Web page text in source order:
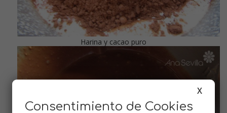
Harina y cacao puro
X
Consentimiento de Cookies